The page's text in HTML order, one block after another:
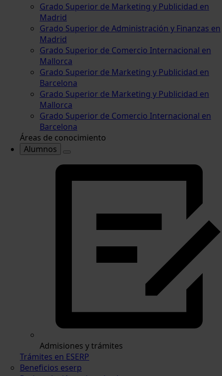
Grado Superior de Marketing y Publicidad en
Madrid
Grado Superior de Administración y Finanzas en
Madrid
Grado Superior de Comercio Internacional en
Mallorca
Grado Superior de Marketing y Publicidad en
Barcelona
Grado Superior de Marketing y Publicidad en
Mallorca
Grado Superior de Comercio Internacional en
Barcelona
Áreas de conocimiento
Alumnos
Admisiones y trámites
Trámites en ESERP
Beneficios eserp